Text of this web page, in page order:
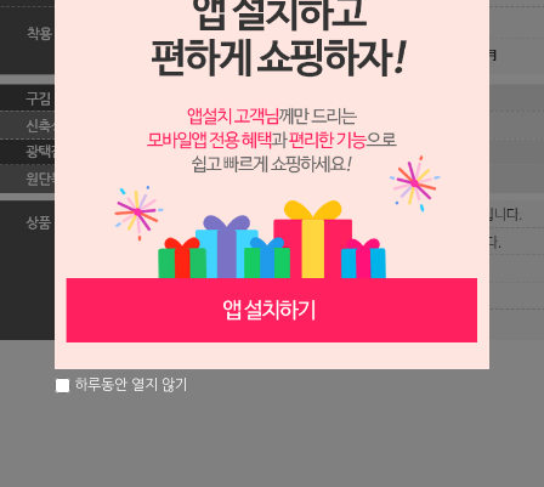
하루동안 열지 않기